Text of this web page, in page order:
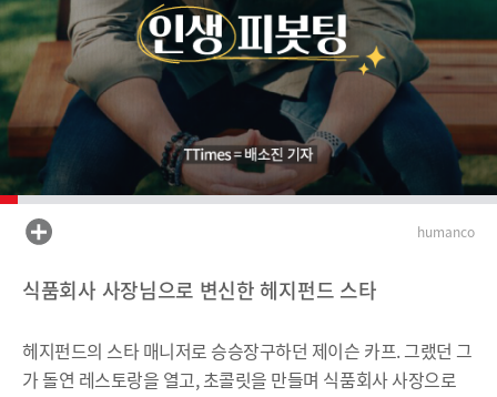
humanco
식품회사 사장님으로 변신한 헤지펀드 스타
헤지펀드의 스타 매니저로 승승장구하던 제이슨 카프. 그랬던 그
가 돌연 레스토랑을 열고, 초콜릿을 만들며 식품회사 사장으로